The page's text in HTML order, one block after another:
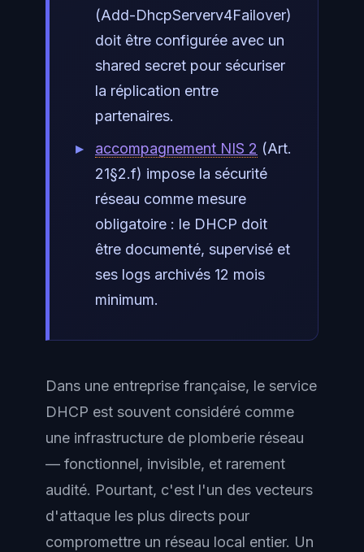
(Add-DhcpServerv4Failover)
doit être configurée avec un
shared secret pour sécuriser
la réplication entre
partenaires.
accompagnement NIS 2 (Art.
21§2.f) impose la sécurité
réseau comme mesure
obligatoire : le DHCP doit
être documenté, supervisé et
ses logs archivés 12 mois
minimum.
Dans une entreprise française, le service
DHCP est souvent considéré comme
une infrastructure de plomberie réseau
— fonctionnel, invisible, et rarement
audité. Pourtant, c'est l'un des vecteurs
d'attaque les plus directs pour
compromettre un réseau local entier. Un